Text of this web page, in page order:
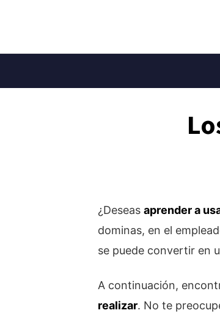
¿Deseas aprender a
dominas, en el
se puede convertir en
A continuación,
realizar. No te